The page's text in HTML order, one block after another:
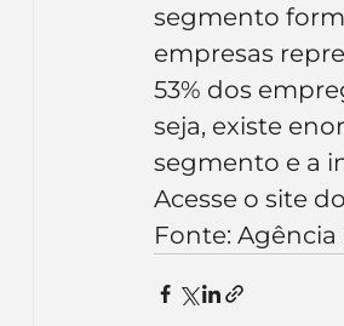
segmento
empresas
53% dos
seja, existe
segmento e a
Acesse o site do
Fonte: Agência